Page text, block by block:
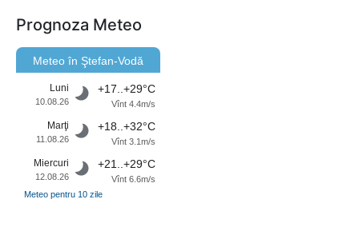
Prognoza Meteo
Meteo în Ştefan-Vodă
Luni
10.08.26
+17..+29°C
Vînt 4.4m/s
Marţi
11.08.26
+18..+32°C
Vînt 3.1m/s
Miercuri
12.08.26
+21..+29°C
Vînt 6.6m/s
Meteo pentru 10 zile